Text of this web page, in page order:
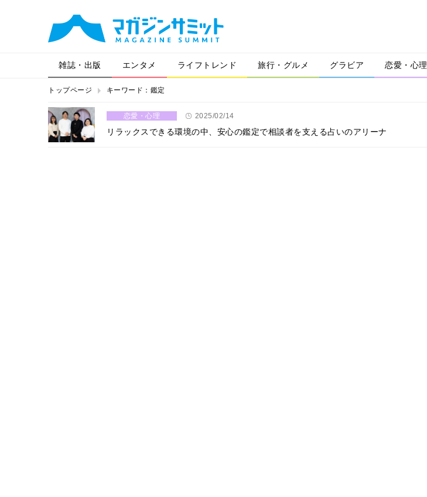
雑誌・出版 エンタメ ライフトレンド 旅行・グルメ グラビア 恋愛・心理
トップページ キーワード：鑑定
恋愛・心理 2025/02/14
リラックスできる環境の中、安心の鑑定で相談者を支える占いのアリーナ